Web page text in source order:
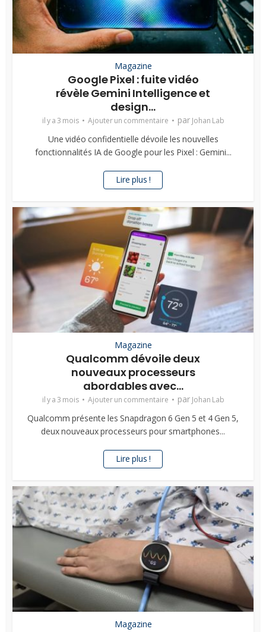
Magazine
Google Pixel : fuite vidéo
révèle Gemini Intelligence et
design...
il y a 3 mois Ajouter un commentaire par Johan Lab
Une vidéo confidentielle dévoile les nouvelles
fonctionnalités IA de Google pour les Pixel : Gemini...
Lire plus !
Magazine
Qualcomm dévoile deux
nouveaux processeurs
abordables avec...
il y a 3 mois Ajouter un commentaire par Johan Lab
Qualcomm présente les Snapdragon 6 Gen 5 et 4 Gen 5,
deux nouveaux processeurs pour smartphones...
Lire plus !
Magazine